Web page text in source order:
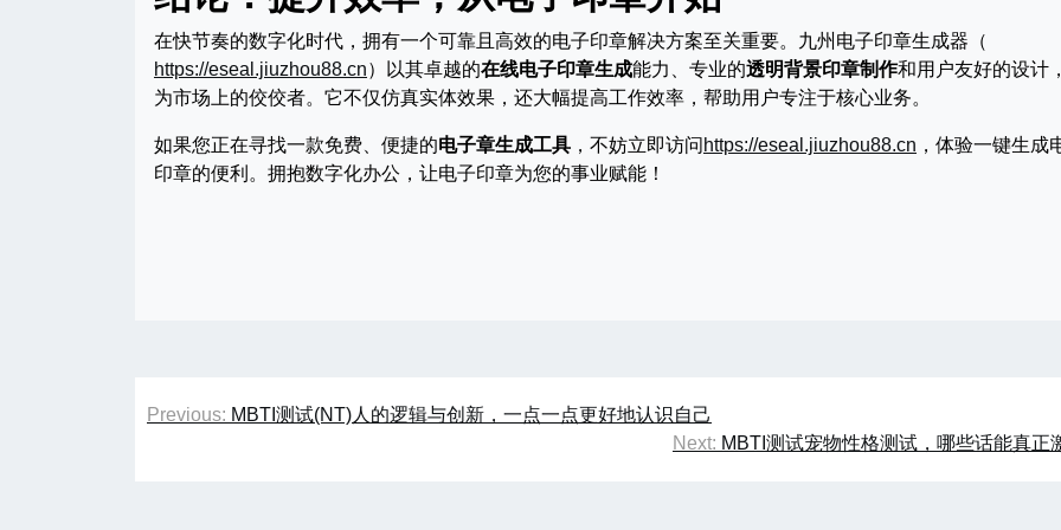
在快节奏的数字化时代，拥有一个可靠且高效的电子印章解决方案至关重要。九州电子印章生成器（
https://eseal.jiuzhou88.cn）以其卓越的在线电子印章生成能力、专业的透明背景印章制作和用户友好的设计
为市场上的佼佼者。它不仅仿真实体效果，还大幅提高工作效率，帮助用户专注于核心业务。
如果您正在寻找一款免费、便捷的电子章生成工具 ，不妨立即访问 https://eseal.jiuzhou88.cn ，体验一键生成
印章的便利。拥抱数字化办公，让电子印章为您的事业赋能！
文
Previous: MBTI测试(NT)人的逻辑与创新，一点一点更好地认识自己
Next: MBTI测试宠物性格测试，哪些话能真正